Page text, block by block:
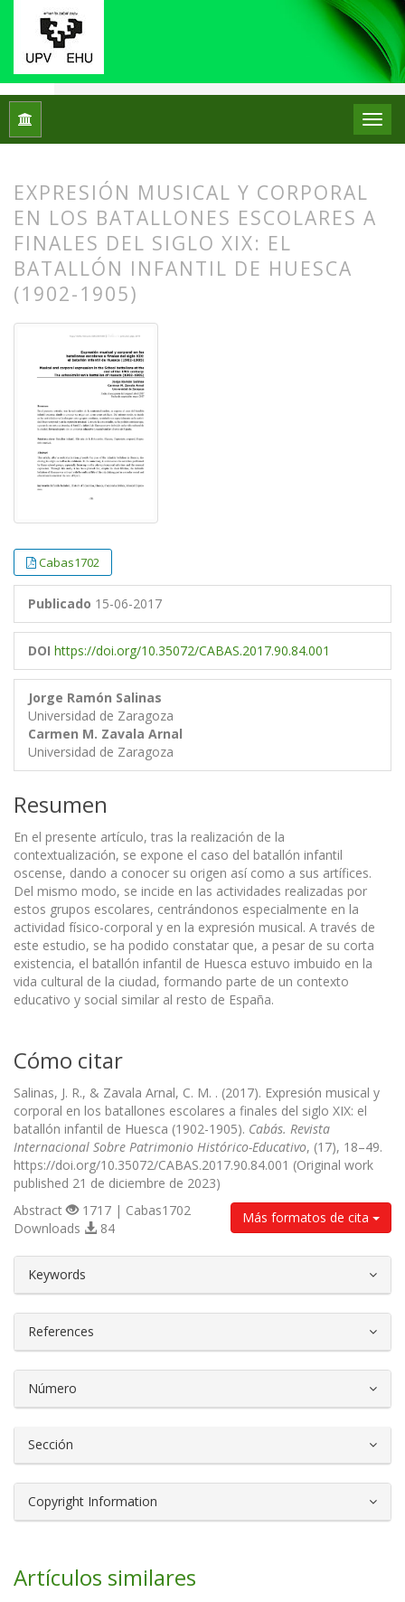
Inicio
EXPRESIÓN MUSICAL Y CORPORAL
EN LOS BATALLONES ESCOLARES A
FINALES DEL SIGLO XIX: EL
BATALLÓN INFANTIL DE HUESCA
(1902-1905)
Cabas1702
Publicado 15-06-2017
DOI https://doi.org/10.35072/CABAS.2017.90.84.001
Jorge Ramón Salinas
Universidad de Zaragoza
Carmen M. Zavala Arnal
Universidad de Zaragoza
Resumen
En el presente artículo, tras la realización de la
contextualización, se expone el caso del batallón infantil
oscense, dando a conocer su origen así como a sus artífices.
Del mismo modo, se incide en las actividades realizadas por
estos grupos escolares, centrándonos especialmente en la
actividad físico-corporal y en la expresión musical. A través de
este estudio, se ha podido constatar que, a pesar de su corta
existencia, el batallón infantil de Huesca estuvo imbuido en la
vida cultural de la ciudad, formando parte de un contexto
educativo y social similar al resto de España.
Cómo citar
Salinas, J. R., & Zavala Arnal, C. M. . (2017). Expresión musical y
corporal en los batallones escolares a finales del siglo XIX: el
batallón infantil de Huesca (1902-1905). Cabás. Revista
Internacional Sobre Patrimonio Histórico-Educativo, (17), 18–49.
https://doi.org/10.35072/CABAS.2017.90.84.001 (Original work
published 21 de diciembre de 2023)
Más formatos de cita
Abstract
1717 | Cabas1702
Downloads
84
Keywords
References
Número
Sección
Copyright Information
Artículos similares